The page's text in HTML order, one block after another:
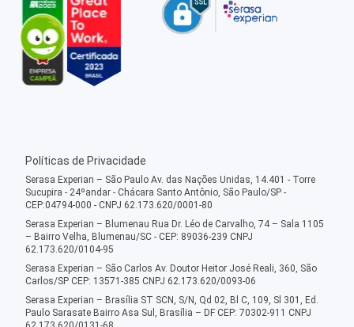
Políticas de Privacidade
Serasa Experian – São Paulo Av. das Nações Unidas, 14.401 - Torre
Sucupira - 24ºandar - Chácara Santo Antônio, São Paulo/SP -
CEP:04794-000 - CNPJ 62.173.620/0001-80
Serasa Experian – Blumenau Rua Dr. Léo de Carvalho, 74 – Sala 1105
– Bairro Velha, Blumenau/SC - CEP: 89036-239 CNPJ
62.173.620/0104-95
Serasa Experian – São Carlos Av. Doutor Heitor José Reali, 360, São
Carlos/SP CEP: 13571-385 CNPJ 62.173.620/0093-06
Serasa Experian – Brasília ST SCN, S/N, Qd 02, Bl C, 109, Sl 301, Ed.
Paulo Sarasate Bairro Asa Sul, Brasília – DF CEP: 70302-911 CNPJ